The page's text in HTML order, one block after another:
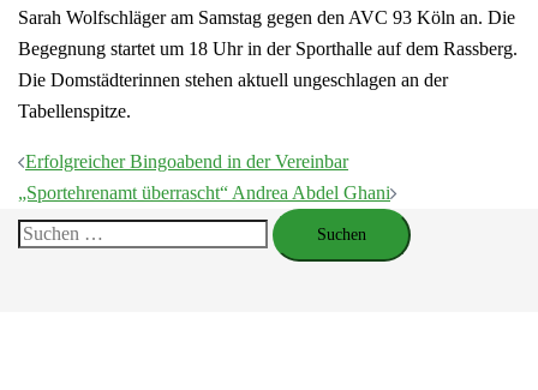
Sarah Wolfschläger am Samstag gegen den AVC 93 Köln an. Die
Begegnung startet um 18 Uhr in der Sporthalle auf dem Rassberg.
Die Domstädterinnen stehen aktuell ungeschlagen an der
Tabellenspitze.
Beitragsnavigation
Erfolgreicher Bingoabend in der Vereinbar
„Sportehrenamt überrascht“ Andrea Abdel Ghani
Suchen